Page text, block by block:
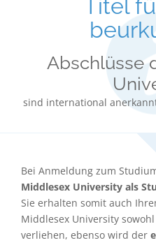
Titel
Abschlüsse
sind international
Bei Anmeldung zum
Middlesex University als
Sie erhalten somit auch
Middlesex University
verliehen, ebenso wird der